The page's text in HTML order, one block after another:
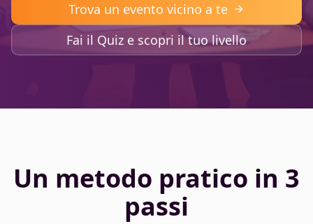
Trova un evento vicino a te
Fai il Quiz e scopri il tuo livello
Un metodo pratico in 3
passi